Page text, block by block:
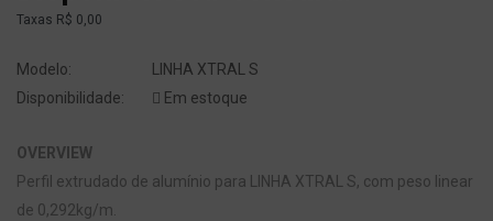
Taxas R$ 0,00
Modelo:
LINHA XTRAL S
Disponibilidade:
Em estoque
OVERVIEW
Perfil extrudado de alumínio para LINHA XTRAL S, com peso linear
de 0,292kg/m.